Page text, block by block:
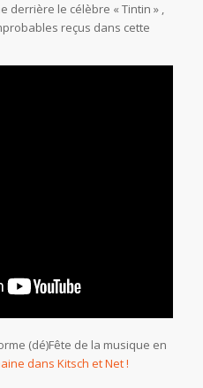
derrière le célèbre « Tintin » ,
reçus dans cette
(dé)Fête de la musique en
dans Kitsch et Net !